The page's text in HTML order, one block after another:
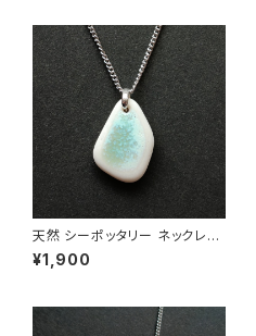
天然 シーポッタリー ネックレス
PN-25
¥1,900